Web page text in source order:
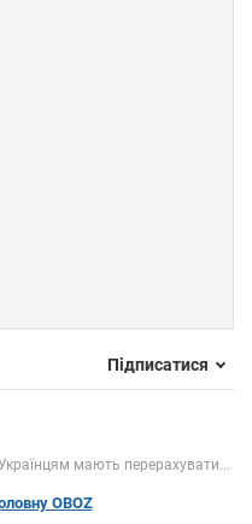
Підписатися
мають перерахувати...
OBOZ